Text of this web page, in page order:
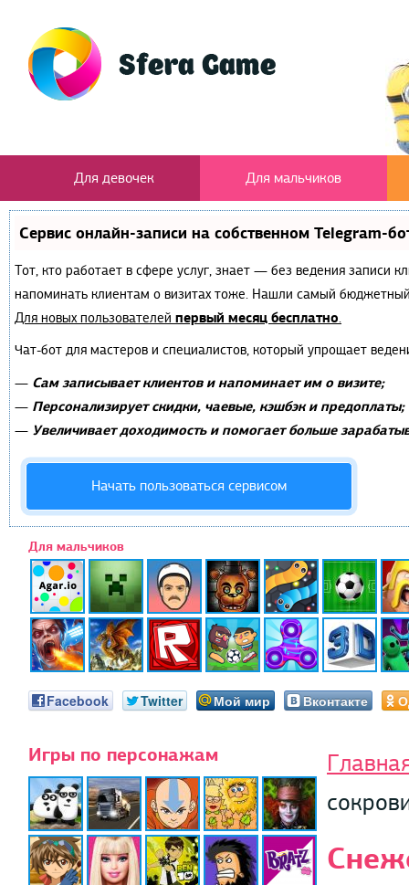
Для девочек Для мальчиков
Сервис онлайн-записи на собственном Telegram-
Тот, кто работает в сфере услуг, знает — без ведения записи
напоминать клиентам о визитах тоже. Нашли самый
Для новых пользователей первый месяц бесплатно.
Чат-бот для мастеров и специалистов, который упрощает
— Сам записывает клиентов и напоминает им о визите;
— Персонализирует скидки, чаевые, кэшбэк и предоплаты;
— Увеличивает доходимость и помогает больше
Начать пользоваться сервисом
Для мальчиков
Facebook Twitter Мой мир Вконтакте
Игры по персонажам